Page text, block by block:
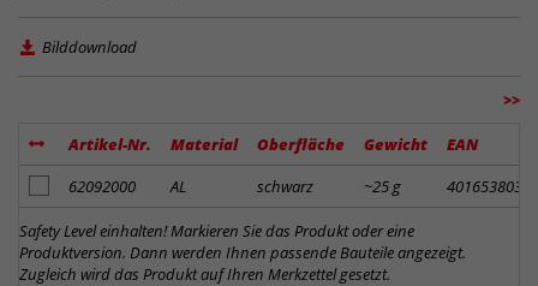
Bilddownload
>>
Artikel-Nr. Material Oberfläche Gewicht
EAN
Artikel zum Merkzettel hinzufügen
62092000 AL schwarz ~25 g
Safety Level einhalten! Markieren Sie das Produkt oder eine
Produktversion. Dann werden Ihnen passende Bauteile angezeigt.
Zugleich wird das Produkt auf Ihren Merkzettel gesetzt.